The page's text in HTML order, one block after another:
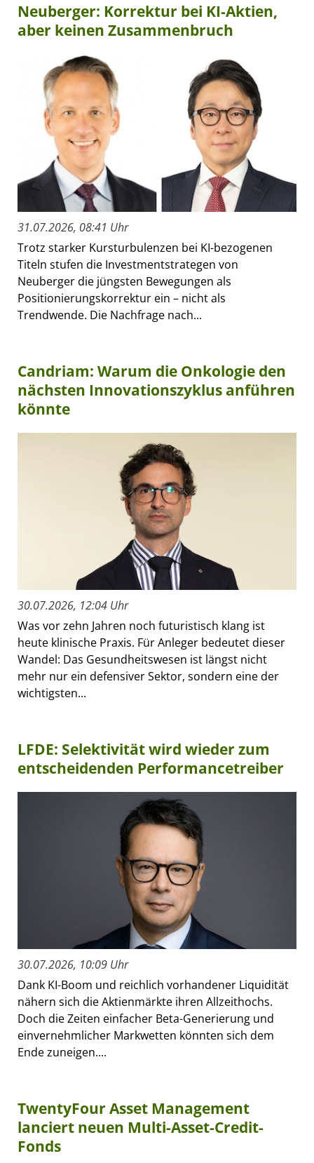
Neuberger: Korrektur bei KI-Aktien,
aber keinen Zusammenbruch
31.07.2026, 08:41 Uhr
Trotz starker Kursturbulenzen bei KI-bezogenen
Titeln stufen die Investmentstrategen von
Neuberger die jüngsten Bewegungen als
Positionierungskorrektur ein – nicht als
Trendwende. Die Nachfrage nach...
Candriam: Warum die Onkologie den
nächsten Innovationszyklus anführen
könnte
30.07.2026, 12:04 Uhr
Was vor zehn Jahren noch futuristisch klang ist
heute klinische Praxis. Für Anleger bedeutet dieser
Wandel: Das Gesundheitswesen ist längst nicht
mehr nur ein defensiver Sektor, sondern eine der
wichtigsten...
LFDE: Selektivität wird wieder zum
entscheidenden Performancetreiber
30.07.2026, 10:09 Uhr
Dank KI-Boom und reichlich vorhandener Liquidität
nähern sich die Aktienmärkte ihren Allzeithochs.
Doch die Zeiten einfacher Beta-Generierung und
einvernehmlicher Markwetten könnten sich dem
Ende zuneigen....
TwentyFour Asset Management
lanciert neuen Multi-Asset-Credit-
Fonds